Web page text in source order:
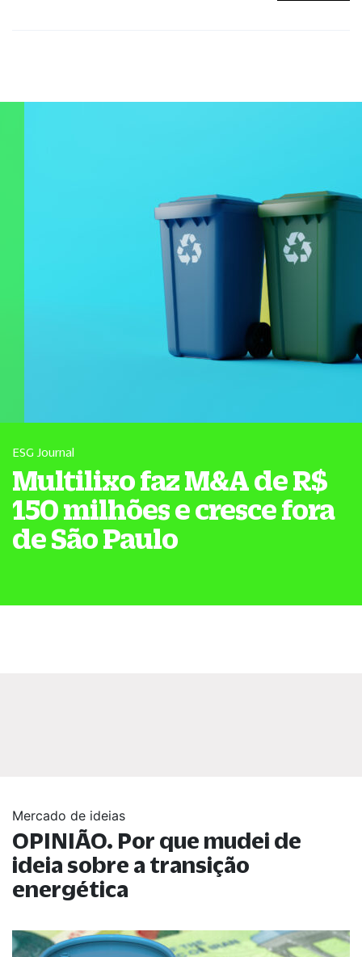
ESG Journal
Multilixo faz M&A de R$
150 milhões e cresce fora
de São Paulo
Mercado de ideias
OPINIÃO. Por que mudei de
ideia sobre a transição
energética